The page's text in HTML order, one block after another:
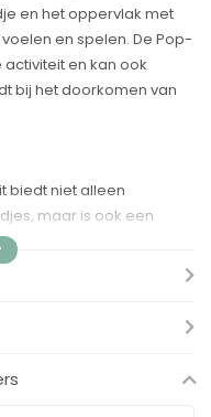
en het oppervlak met
en spelen. De Pop-
en kan ook
bij het doorkomen van
biedt niet alleen
maar is ook een
bevordert.
wat de tastzin van je